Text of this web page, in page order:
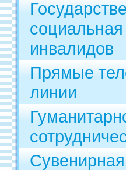
инвалидов
Прямые
линии